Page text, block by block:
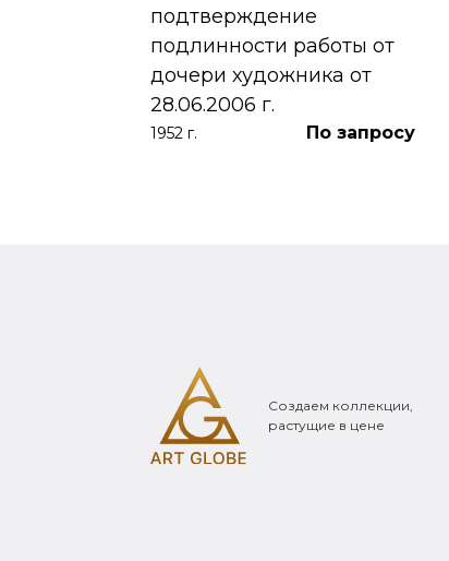
подтверждение
подлинности работы от
дочери художника от
28.06.2006 г.
1952 г. По запросу
Создаем коллекции,
растущие в цене